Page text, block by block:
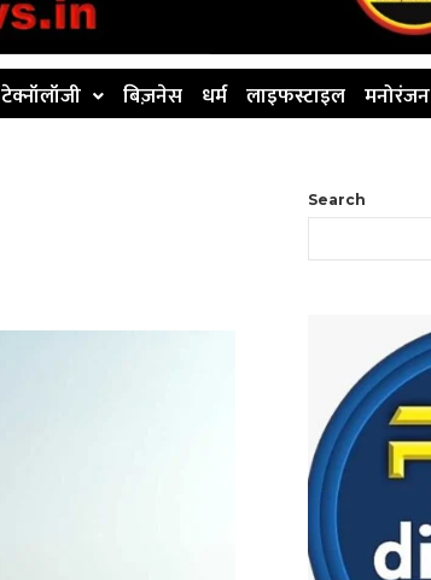
टेक्नॉलॉजी बिज़नेस धर्म लाइफस्टाइल मनोरंजन
Search